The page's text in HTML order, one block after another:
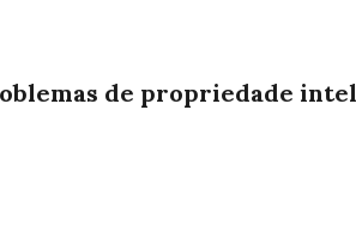
de propriedade